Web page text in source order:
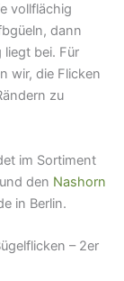
vollflächig
dann
liegt bei. Für
wir, die Flicken
zu
im Sortiment
und den Nashorn
in Berlin.
– 2er